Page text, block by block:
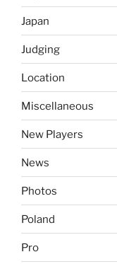
Japan
Judging
Location
Miscellaneous
New Players
News
Photos
Poland
Pro